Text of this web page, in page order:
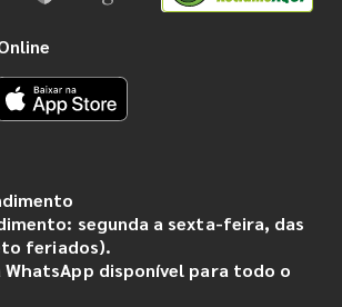
segunda a sexta-feira, das
feriados).
disponível para todo o